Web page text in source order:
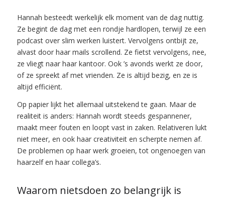
Hannah besteedt werkelijk elk moment van de dag nuttig.
Ze begint de dag met een rondje hardlopen, terwijl ze een
podcast over slim werken luistert. Vervolgens ontbijt ze,
alvast door haar mails scrollend. Ze fietst vervolgens, nee,
ze vliegt naar haar kantoor. Ook ’s avonds werkt ze door,
of ze spreekt af met vrienden. Ze is altijd bezig, en ze is
altijd efficiënt.
Op papier lijkt het allemaal uitstekend te gaan. Maar de
realiteit is anders: Hannah wordt steeds gespannener,
maakt meer fouten en loopt vast in zaken. Relativeren lukt
niet meer, en ook haar creativiteit en scherpte nemen af.
De problemen op haar werk groeien, tot ongenoegen van
haarzelf en haar collega’s.
Waarom nietsdoen zo belangrijk is